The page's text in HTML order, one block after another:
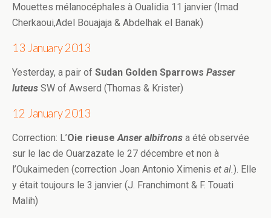
Mouettes mélanocéphales à Oualidia 11 janvier (Imad
Cherkaoui,Adel Bouajaja & Abdelhak el Banak)
13 January 2013
Yesterday, a pair of Sudan Golden Sparrows Passer
luteus SW of Awserd (Thomas & Krister)
12 January 2013
Correction: L’Oie rieuse Anser albifrons a été observée
sur le lac de Ouarzazate le 27 décembre et non à
l’Oukaimeden (correction Joan Antonio Ximenis et al. ). Elle
y était toujours le 3 janvier (J. Franchimont & F. Touati
Malih)